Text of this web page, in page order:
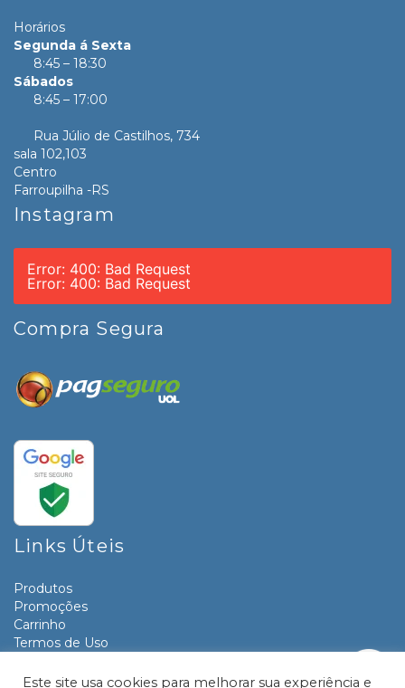
Horários
Segunda á Sexta
8:45 – 18:30
Sábados
8:45 – 17:00
Rua Júlio de Castilhos, 734
sala 102,103
Centro
Farroupilha -RS
Instagram
Error: 400: Bad Request
Error: 400: Bad Request
Compra Segura
Links Úteis
Produtos
Promoções
Carrinho
Termos de Uso
Contato
Este site usa cookies para melhorar sua experiência e